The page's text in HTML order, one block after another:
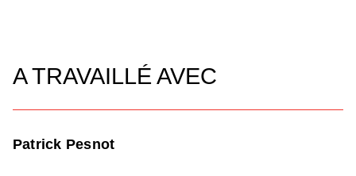
A TRAVAILLÉ AVEC
Patrick Pesnot